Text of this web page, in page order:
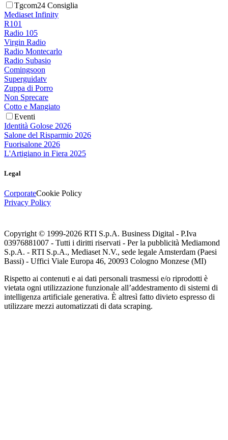
Tgcom24 Consiglia
Mediaset Infinity
R101
Radio 105
Virgin Radio
Radio Montecarlo
Radio Subasio
Comingsoon
Superguidatv
Zuppa di Porro
Non Sprecare
Cotto e Mangiato
Eventi
Identità Golose 2026
Salone del Risparmio 2026
Fuorisalone 2026
L'Artigiano in Fiera 2025
Legal
CorporateCookie Policy
Privacy Policy
Copyright © 1999-2026 RTI S.p.A. Business Digital - P.Iva
03976881007 - Tutti i diritti riservati - Per la pubblicità Mediamond
S.p.A. - RTI S.p.A., Mediaset N.V., sede legale Amsterdam (Paesi
Bassi) - Uffici Viale Europa 46, 20093 Cologno Monzese (MI)
Rispetto ai contenuti e ai dati personali trasmessi e/o riprodotti è
vietata ogni utilizzazione funzionale all’addestramento di sistemi di
intelligenza artificiale generativa. È altresì fatto divieto espresso di
utilizzare mezzi automatizzati di data scraping.